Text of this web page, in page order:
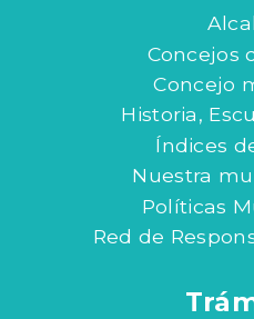
Concejos
Concejo
Historia,
Índices
Nuestra
Políticas
Red de